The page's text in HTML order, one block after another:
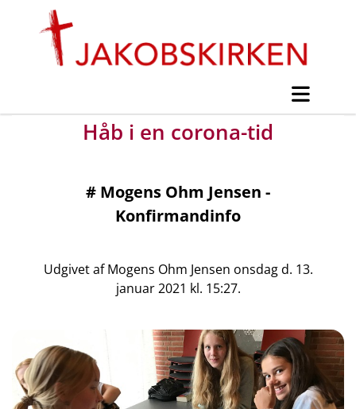
Håb i en corona-tid
# Mogens Ohm Jensen -
Konfirmandinfo
Udgivet af Mogens Ohm Jensen onsdag d. 13.
januar 2021 kl. 15:27.